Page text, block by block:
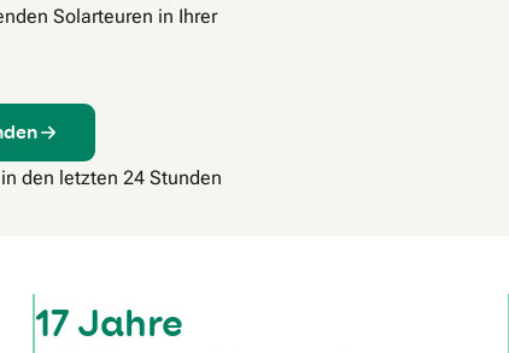
Solarteuren in Ihrer
den letzten 24 Stunden
17 Jahre